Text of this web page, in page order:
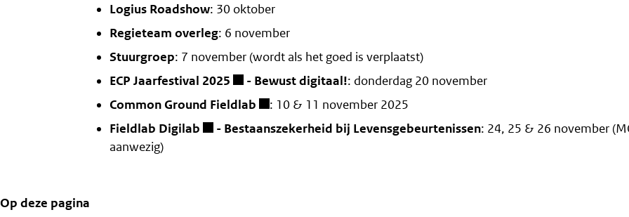
Logius Roadshow: 30 oktober
Regieteam overleg: 6 november
Stuurgroep: 7 november (wordt als het goed is verplaatst)
ECP Jaarfestival 2025
- Bewust digitaal!: donderdag 20 november
Common Ground Fieldlab
: 10 & 11 november 2025
Fieldlab Digilab
- Bestaanszekerheid bij Levensgebeurtenissen: 24, 25 & 26 november
aanwezig)
Op deze pagina